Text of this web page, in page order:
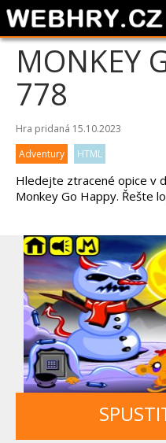
MONKEY
778
Hra pridaná 15.10.2023
Adventury
HTML
Hledejte ztracené opice v
Monkey Go Happy. Řešte